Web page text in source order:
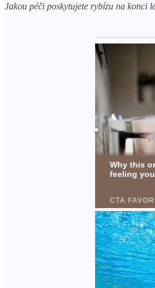
Jakou péči poskytujete rybízu na konci